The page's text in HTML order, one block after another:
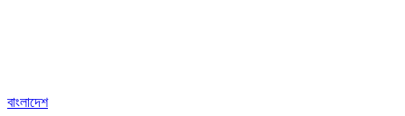
বাংলাদেশ